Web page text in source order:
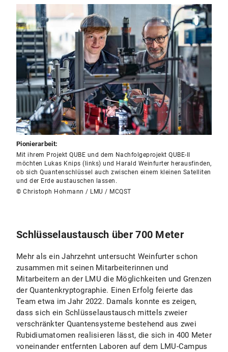
Pionierarbeit:
Mit ihrem Projekt QUBE und dem Nachfolgeprojekt QUBE-II
möchten Lukas Knips (links) und Harald Weinfurter herausfinden,
ob sich Quantenschlüssel auch zwischen einem kleinen Satelliten
und der Erde austauschen lassen.
© Christoph Hohmann / LMU / MCQST
Schlüsselaustausch über 700 Meter
Mehr als ein Jahrzehnt untersucht Weinfurter schon
zusammen mit seinen Mitarbeiterinnen und
Mitarbeitern an der LMU die Möglichkeiten und Grenzen
der Quantenkryptographie. Einen Erfolg feierte das
Team etwa im Jahr 2022. Damals konnte es zeigen,
dass sich ein Schlüsselaustausch mittels zweier
verschränkter Quantensysteme bestehend aus zwei
Rubidiumatomen realisieren lässt, die sich in 400 Meter
voneinander entfernten Laboren auf dem LMU-Campus